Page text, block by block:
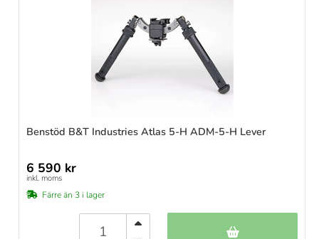
Benstöd B&T Industries Atlas 5-H ADM-5-H Lever
6 590 kr
inkl. moms
Färre än 3 i lager